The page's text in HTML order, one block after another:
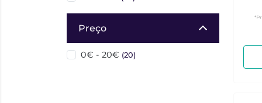
Preço
0€ - 20€ (20)